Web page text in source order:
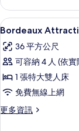
相
片
Suite
King
的
情
顯
示
Bordeaux
Attraction
View
Room
King
4
Bordeaux
36 平方公尺
可容納 4 人 (依
1 張特大雙人床
免費無線上網
更多資訊
更